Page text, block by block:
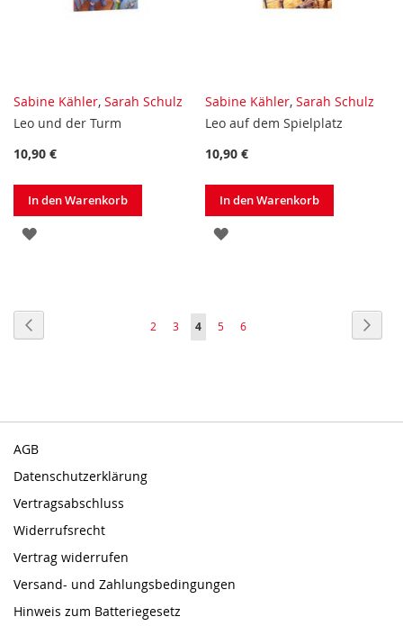
Sabine Kähler, Sarah Schulz
Leo und der Turm
10,90 €
In den Warenkorb
ZUR
Sabine Kähler,Sarah Schulz
Leo auf dem Spielplatz
10,90 €
In den Warenkorb
ZUR
Seite
Seite
2 Seite
3
Sie
4 Seite
5 Seite
6
AGB
Datenschutzerklärung
Vertragsabschluss
Widerrufsrecht
Vertrag widerrufen
Versand- und Zahlungsbedingungen
Hinweis zum Batteriegesetz